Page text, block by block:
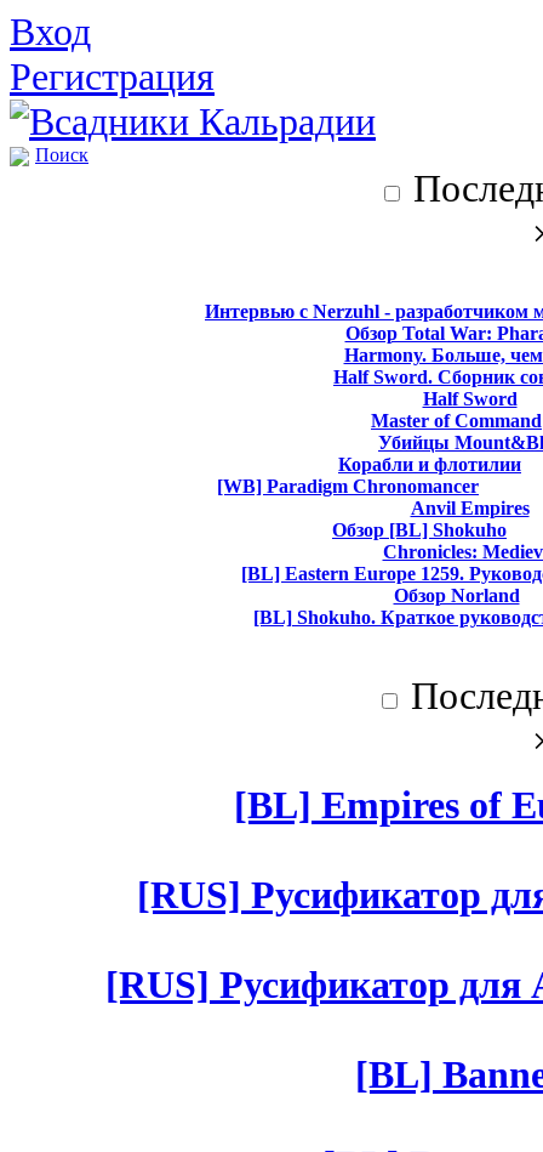
Вход
Регистрация
Поиск
Интервью с Nerzuhl - разработчиком
Обзор Total War:
Harmony. Больше,
Half Sword. Сборник
Half Sword
Master of Command
Убийцы
Корабли и флотилии
[WB] Paradigm Chronomancer
Anvil Empires
Обзор [BL] Shokuho
Chronicles:
[BL] Eastern Europe 1259.
Обзор Norland
[BL] Shokuho. Краткое
[BL] Empires of
[RUS] Русификатор
[RUS] Русификатор для
[BL]